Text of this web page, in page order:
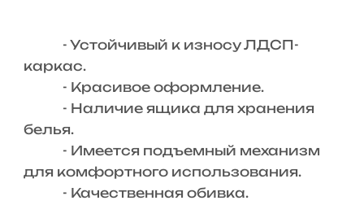
- Устойчивый к износу ЛДСП-
каркас.
- Красивое оформление.
- Наличие ящика для хранения
белья.
- Имеется подъемный механизм
для комфортного использования.
- Качественная обивка.